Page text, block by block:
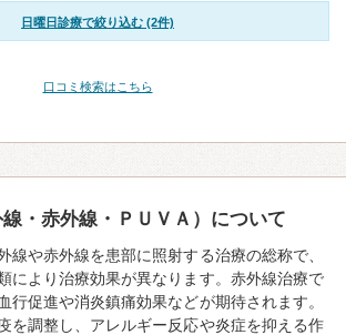
日曜日診療で絞り込む (2件)
口コミ検索はこちら
・赤外線・ＰＵＶＡ）について
線や赤外線を患部に照射する治療の総称で、
により治療効果が異なります。赤外線治療で
行促進や消炎鎮痛効果などが期待されます。
を調整し、アレルギー反応や炎症を抑える作